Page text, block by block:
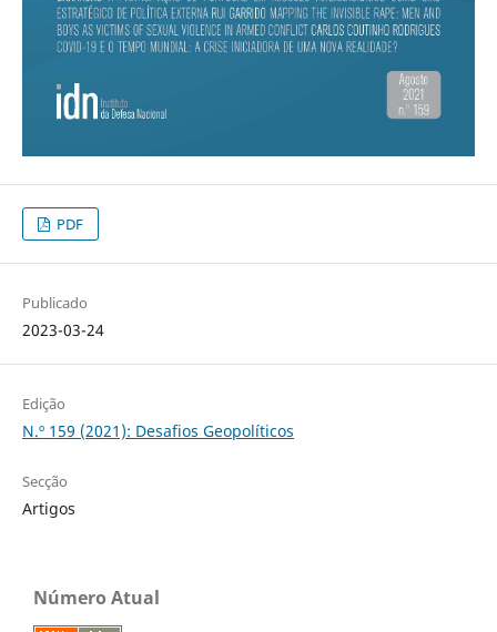
PDF
Publicado
2023-03-24
Edição
N.º 159 (2021): Desafios Geopolíticos
Secção
Artigos
Número Atual